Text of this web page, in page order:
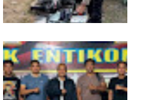
Truk Kontainer Oleng Tabrak
Vario, Warga Kapuas
Meninggal di Dusun Mak